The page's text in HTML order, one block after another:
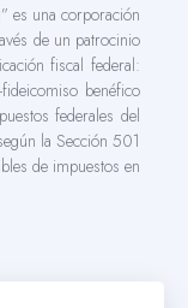
es una corporación
de un patrocinio
fiscal federal:
benéfico
federales del
la Sección 501
de impuestos en